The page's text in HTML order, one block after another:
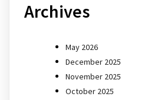
Archives
May 2026
December 2025
November 2025
October 2025